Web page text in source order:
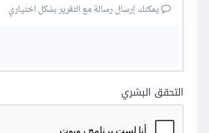
يمكنك إرسال رسالة مع التقرير بشكل اختياري
التحقق البشري